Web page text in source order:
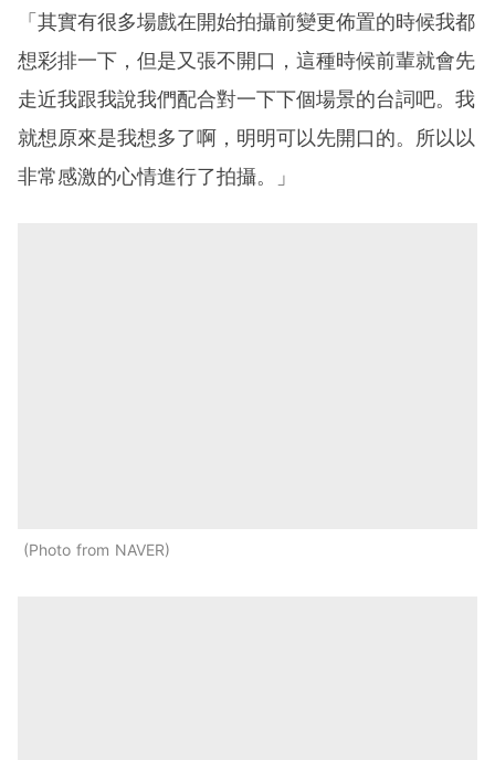
「其實有很多場戲在開始拍攝前變更佈置的時候我都
想彩排一下，但是又張不開口，這種時候前輩就會先
走近我跟我說我們配合對一下下個場景的台詞吧。我
就想原來是我想多了啊，明明可以先開口的。所以以
非常感激的心情進行了拍攝。」
Photo from NAVER